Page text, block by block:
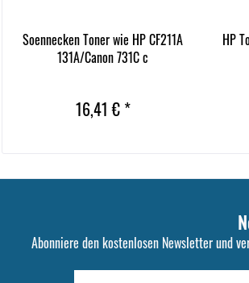
Soennecken Toner wie HP CF211A
131A/Canon 731C c
16,41 € *
HP
Abonniere den kostenlosen Newsletter und